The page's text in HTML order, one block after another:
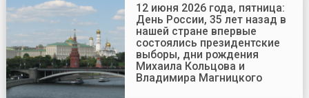
12 июня 2026 года, пятница:
День России, 35 лет назад в
нашей стране впервые
состоялись президентские
выборы, дни рождения
Михаила Кольцова и
Владимира Магницкого